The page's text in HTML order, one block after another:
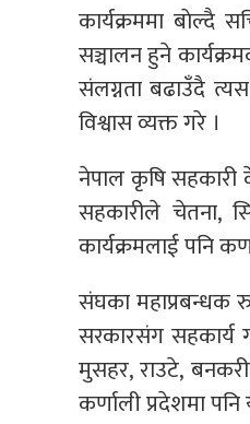
कार्यक्रममा बाेल्दै
सञ्चालन हुने
संलग्नता बढाउँदै
विश्वास व्यक्त गरे ।
नेपाल कृषि सहकारी
सहकारीले चेतना,
कार्यक्रमलाई पनि
संघका महाप्रबन्धक
सरकारसंग सहकार्य
मुसहर, राउटे,
कर्णाली प्रदेशमा